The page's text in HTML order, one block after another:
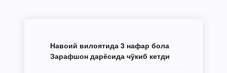
Навоий вилоятида 3 нафар бола
Зарафшон дарёсида чўкиб кетди